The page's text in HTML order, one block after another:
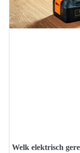
Welk elektrisch